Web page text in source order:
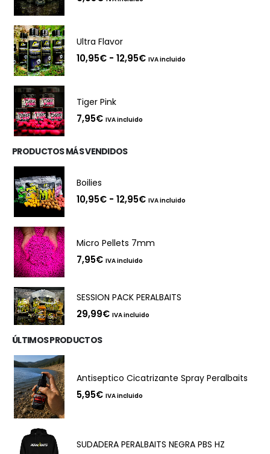
Ultra Flavor
10,95€ - 12,95€Rango
IVA incluido
Tiger Pink
7,95€ IVA incluido
PRODUCTOS MÁS VENDIDOS
Boilies
10,95€ - 12,95€Rango
hasta
IVA incluido
Micro Pellets 7mm
7,95€ IVA incluido
SESSION PACK PERALBAITS
29,99€ IVA incluido
ÚLTIMOS PRODUCTOS
Antiseptico Cicatrizante Spray Peralbaits
5,95€ IVA incluido
SUDADERA PERALBAITS NEGRA PBS HZ